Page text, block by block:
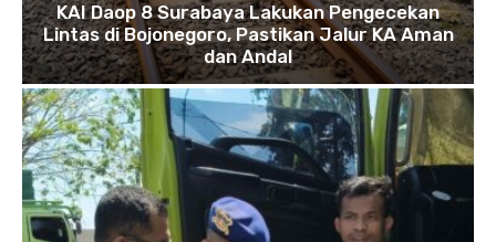
KAI Daop 8 Surabaya Lakukan Pengecekan
Lintas di Bojonegoro, Pastikan Jalur KA Aman
dan Andal